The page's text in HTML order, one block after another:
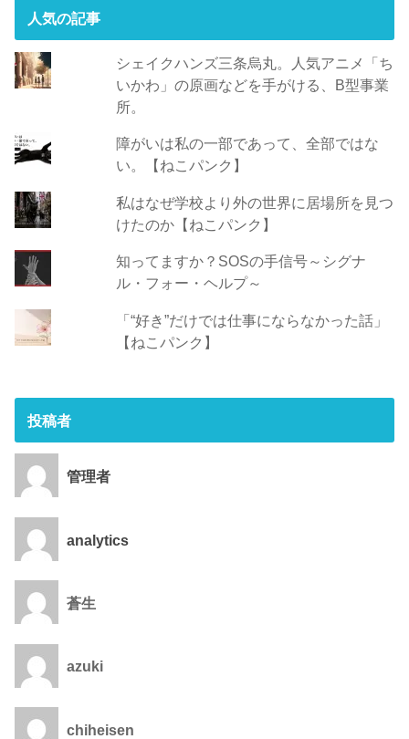
人気の記事
シェイクハンズ三条烏丸。人気アニメ「ち
いかわ」の原画などを手がける、B型事業
所。
障がいは私の一部であって、全部ではな
い。【ねこパンク】
私はなぜ学校より外の世界に居場所を見つ
けたのか【ねこパンク】
知ってますか？SOSの手信号～シグナ
ル・フォー・ヘルプ～
「“好き”だけでは仕事にならなかった話」
【ねこパンク】
投稿者
管理者
analytics
蒼生
azuki
chiheisen